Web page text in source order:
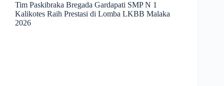
Tim Paskibraka Bregada Gardapati SMP N 1
Kalikotes Raih Prestasi di Lomba LKBB Malaka
2026